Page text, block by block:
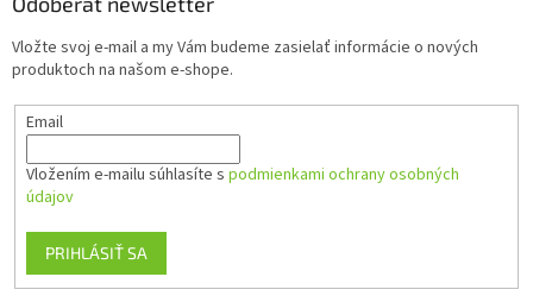
Vložte svoj e-mail a my Vám budeme zasielať informácie o nových
produktoch na našom e-shope.
Email
Vložením e-mailu súhlasíte s podmienkami ochrany osobných
údajov
PRIHLÁSIŤ SA